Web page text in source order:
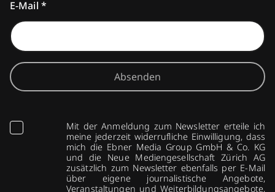
E-Mail *
Absenden
Mit der Anmeldung zum Newsletter erteile ich
meine jederzeit widerrufliche Einwilligung, dass
mich die Ebner Media Group GmbH & Co. KG
und die Neue Mediengesellschaft Zürich AG
zusätzlich zum Newsletter ebenfalls per E-Mail
über eigene journalistische Angebote,
Veranstaltungen und Weiterbildungsangebote,